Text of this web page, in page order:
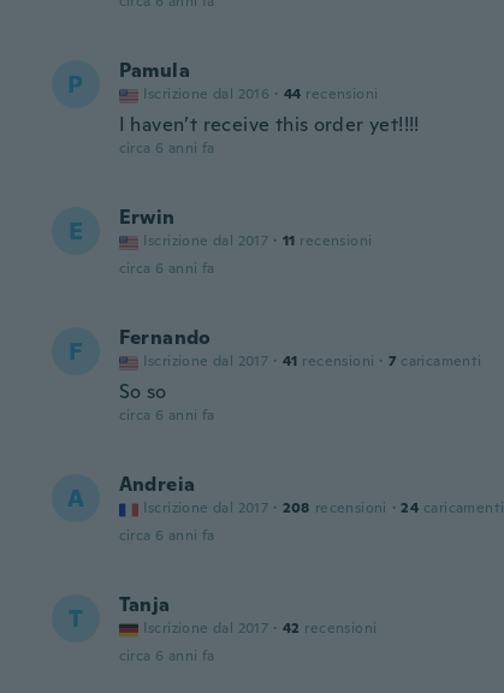
P Pamula
Iscrizione dal 2016 · 44 recensioni
I haven’t receive this order yet!!!!
circa 6 anni fa
E Erwin
Iscrizione dal 2017 · 11 recensioni
circa 6 anni fa
F Fernando
Iscrizione dal 2017 · 41 recensioni · 7 caricamenti
So so
circa 6 anni fa
A Andreia
Iscrizione dal 2017 · 208 recensioni · 24 caricamenti
circa 6 anni fa
T Tanja
Iscrizione dal 2017 · 42 recensioni
circa 6 anni fa